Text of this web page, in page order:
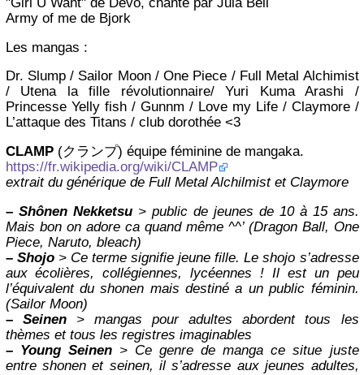
Army of me de Bjork
Les mangas :
Dr. Slump / Sailor Moon / One Piece / Full Metal Alchimist
/ Utena la fille révolutionnaire/ Yuri Kuma Arashi /
Princesse Yelly fish / Gunnm / Love my Life / Claymore /
L’attaque des Titans / club dorothée <3
CLAMP(クランプ) équipe féminine de mangaka.
https://fr.wikipedia.org/wiki/CLAMP
extrait du générique de Full Metal Alchilmist et Claymore
– Shônen Nekketsu> public de jeunes de 10 à 15 ans.
Mais bon on adore ca quand même ^^’ (Dragon Ball, One
Piece, Naruto, bleach)
– Shojo > Ce terme signifie jeune fille. Le shojo s’adresse
aux écolières, collégiennes, lycéennes ! Il est un peu
l’équivalent du shonen mais destiné a un public féminin.
(Sailor Moon)
–
Seinen> mangas pour adultes abordent tous les
thèmes et tous les registres imaginables
– Young Seinen> Ce genre de manga ce situe juste
entre shonen et seinen, il s’adresse aux jeunes adultes,